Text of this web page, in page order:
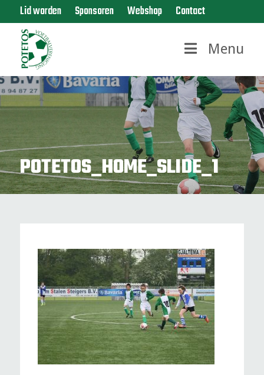
Lid worden Sponsoren Webshop Contact
Menu
POTETOS_HOME_SLIDE_1